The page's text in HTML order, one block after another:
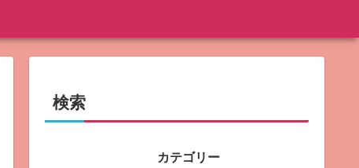
検索
カテゴリー